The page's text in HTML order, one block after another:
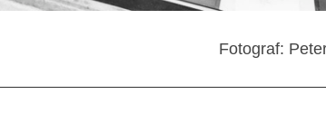
Fotograf: